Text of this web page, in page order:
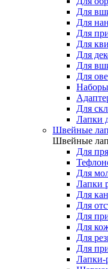
Для
Для
Для
Для
Для
Для
Для
Для
Лапки
Швейные
Швейные
Для
Для
Лапки
Для
Для
Для
Для
Для
Для
Лапки-